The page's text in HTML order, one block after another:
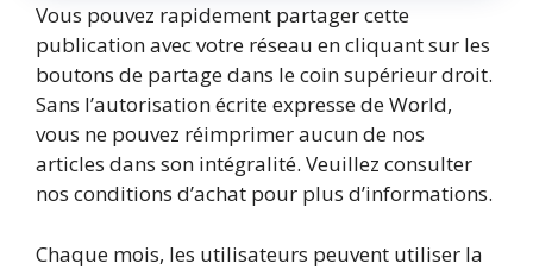
Vous pouvez rapidement partager cette
publication avec votre réseau en cliquant sur les
boutons de partage dans le coin supérieur droit.
Sans l’autorisation écrite expresse de World,
vous ne pouvez réimprimer aucun de nos
articles dans son intégralité. Veuillez consulter
nos conditions d’achat pour plus d’informations.
Chaque mois, les utilisateurs peuvent utiliser la